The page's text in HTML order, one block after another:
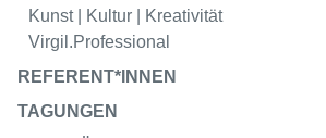
Kunst | Kultur | Kreativität
Virgil.Professional
REFERENT*INNEN
TAGUNGEN